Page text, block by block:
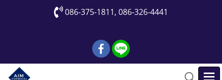
086-375-1811, 086-326-4441